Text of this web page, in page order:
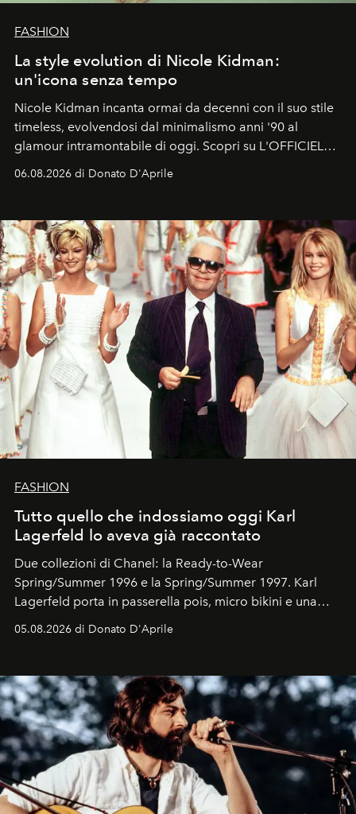
FASHION
La style evolution di Nicole Kidman:
un'icona senza tempo
Nicole Kidman incanta ormai da decenni con il suo stile
timeless, evolvendosi dal minimalismo anni '90 al
glamour intramontabile di oggi. Scopri su L'OFFICIEL
Italia la sua style evolution.
06.08.2026 di Donato D'Aprile
FASHION
Tutto quello che indossiamo oggi Karl
Lagerfeld lo aveva già raccontato
Due collezioni di Chanel: la Ready-to-Wear
Spring/Summer 1996 e la Spring/Summer 1997. Karl
Lagerfeld porta in passerella pois, micro bikini e una
logomania pensata per la spiaggia
Kate, Claudia e Carla una dietro l'altra. Trent'anni dopo,
uno dei documenti più contemporanei che abbiamo.
05.08.2026 di Donato D'Aprile